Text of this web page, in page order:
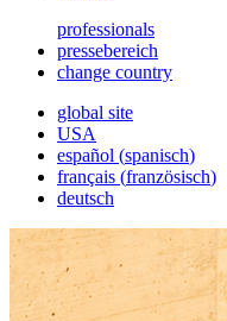
professionals
pressebereich
change country
global site
USA
español (spanisch)
français (französisch)
deutsch